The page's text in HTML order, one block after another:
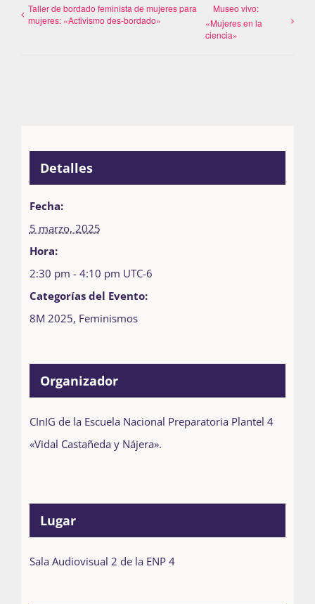
Taller de bordado feminista de mujeres para
mujeres: «Activismo des-bordado»
Museo vivo:
«Mujeres en la
ciencia»
Detalles
Fecha:
5 marzo, 2025
Hora:
2:30 pm - 4:10 pm UTC-6
Categorías del Evento:
8M 2025, Feminismos
Organizador
CInIG de la Escuela Nacional Preparatoria Plantel 4
«Vidal Castañeda y Nájera».
Lugar
Sala Audiovisual 2 de la ENP 4